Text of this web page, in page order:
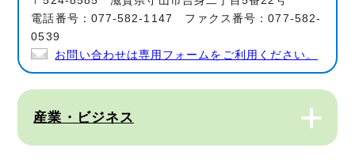
電話番号：077-582-1147 ファクス番号：077-582-
0539
お問い合わせは専用フォームをご利用ください。
産業・ビジネス